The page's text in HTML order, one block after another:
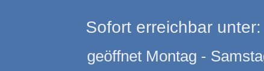
Sofort erreichbar
geöffnet Montag -